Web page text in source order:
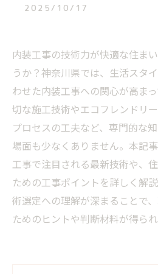
2025/10/17
内装工事の技術力が快適な住ま
うか？神奈川県では、生活スタ
わせた内装工事への関心が高ま
切な施工技術やエコフレンドリ
プロセスの工夫など、専門的な
場面も少なくありません。本記
工事で注目される最新技術や、
ための工事ポイントを詳しく解
術選定への理解が深まることで
ためのヒントや判断材料が得られ